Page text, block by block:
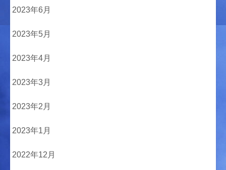
2023年6月
2023年5月
2023年4月
2023年3月
2023年2月
2023年1月
2022年12月